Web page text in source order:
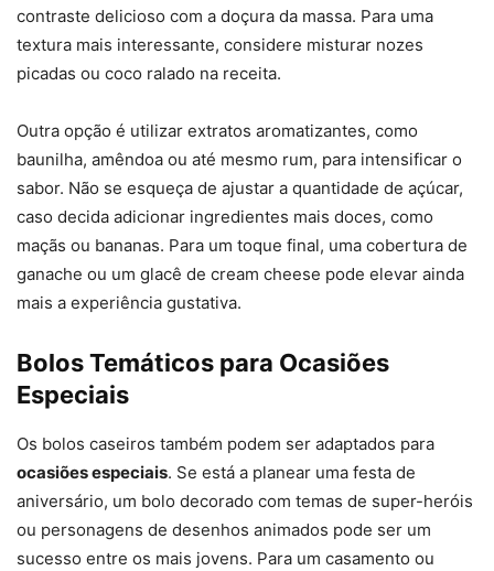
contraste delicioso com a doçura da massa. Para uma
textura mais interessante, considere misturar nozes
picadas ou coco ralado na receita.
Outra opção é utilizar extratos aromatizantes, como
baunilha, amêndoa ou até mesmo rum, para intensificar o
sabor. Não se esqueça de ajustar a quantidade de açúcar,
caso decida adicionar ingredientes mais doces, como
maçãs ou bananas. Para um toque final, uma cobertura de
ganache ou um glacê de cream cheese pode elevar ainda
mais a experiência gustativa.
Bolos Temáticos para Ocasiões
Especiais
Os bolos caseiros também podem ser adaptados para
ocasiões especiais. Se está a planear uma festa de
aniversário, um bolo decorado com temas de super-heróis
ou personagens de desenhos animados pode ser um
sucesso entre os mais jovens. Para um casamento ou